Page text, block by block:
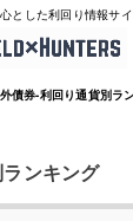
とした利回り情報サイ
債券-利回り通貨別ラ
ンキング